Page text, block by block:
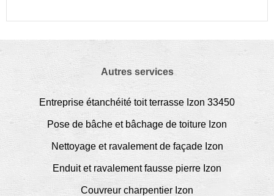
Autres services
Entreprise étanchéité toit terrasse Izon 33450
Pose de bâche et bâchage de toiture Izon
Nettoyage et ravalement de façade Izon
Enduit et ravalement fausse pierre Izon
Couvreur charpentier Izon